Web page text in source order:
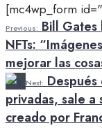
[mc4wp_form
Previous: Bill
NFTs:
mejorar las
Next:
privadas, sale a
creado por